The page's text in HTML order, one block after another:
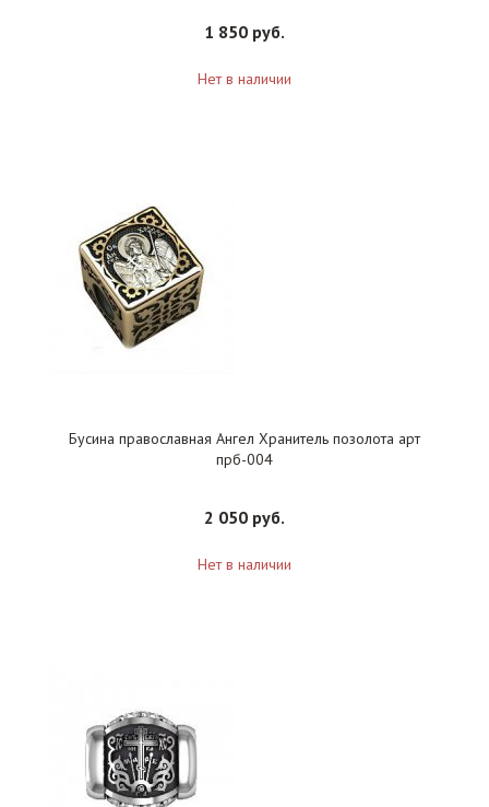
1 850 руб.
Нет в наличии
Бусина православная Ангел Хранитель позолота арт
прб-004
2 050 руб.
Нет в наличии